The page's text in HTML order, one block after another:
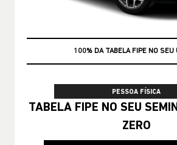
100% DA TABELA FIPE NO SEU
PESSOA FÍSICA
TABELA FIPE NO SEU SEMINOVO + TAXA
ZERO